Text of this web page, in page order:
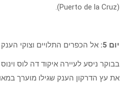
(Puerto de la Cruz).
יום 5: אל הכפרים התלויים וצוקי הענק
את עץ הדרקון הענק שגילו מוערך